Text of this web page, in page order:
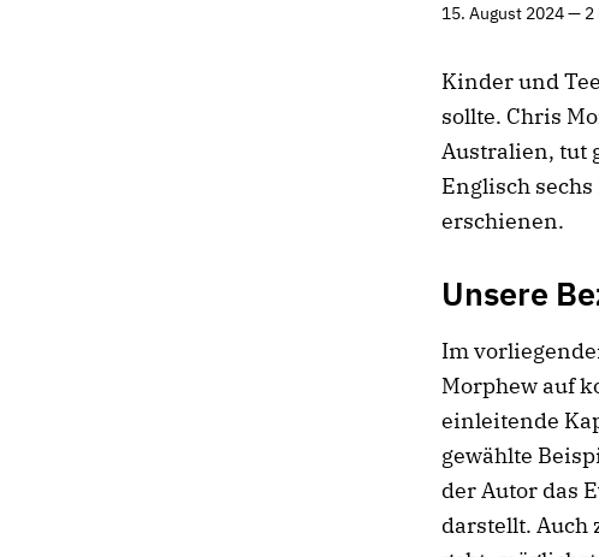
15. August 2024 —
Kinder und
sollte. Chris
Australien, tut
Englisch
erschienen.
Unsere
Im
Morphew auf
einleitende
gewählte
der Autor das
darstellt. Auch